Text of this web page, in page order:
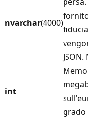
nvarchar(4000)
int
grado